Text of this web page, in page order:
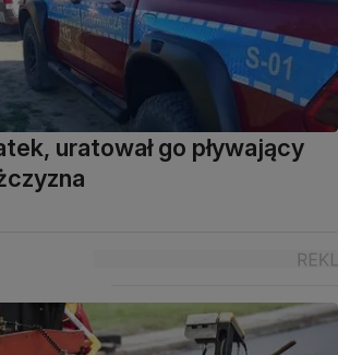
uratował go pływający